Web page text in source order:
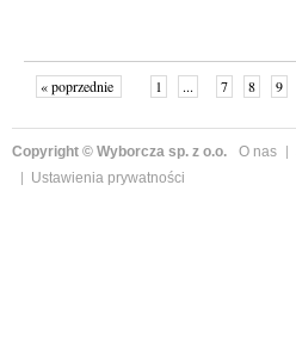
« poprzednie 1 ... 7 8 9
Copyright © Wyborcza sp. z o.o. O nas
Ustawienia prywatności